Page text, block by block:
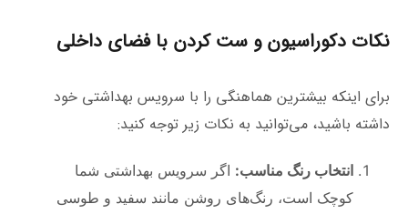
نکات دکوراسیون و ست کردن با فضای داخلی
برای اینکه بیشترین هماهنگی را با سرویس بهداشتی خود
داشته باشید، می‌توانید به نکات زیر توجه کنید:
انتخاب رنگ مناسب: اگر سرویس بهداشتی شما
کوچک است، رنگ‌های روشن مانند سفید و طوسی